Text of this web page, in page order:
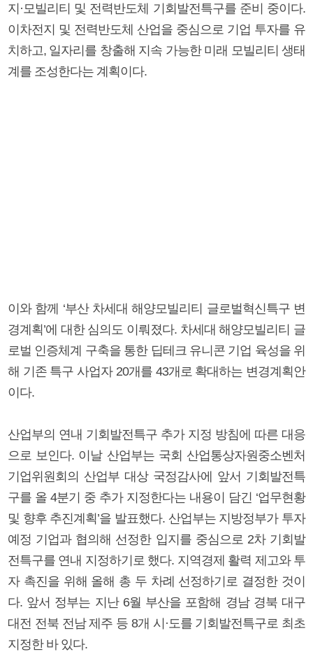
지·모빌리티 및 전력반도체 기회발전특구를 준비 중이다.
이차전지 및 전력반도체 산업을 중심으로 기업 투자를 유
치하고, 일자리를 창출해 지속 가능한 미래 모빌리티 생태
계를 조성한다는 계획이다.
이와 함께 ‘부산 차세대 해양모빌리티 글로벌혁신특구 변
경계획’에 대한 심의도 이뤄졌다. 차세대 해양모빌리티 글
로벌 인증체계 구축을 통한 딥테크 유니콘 기업 육성을 위
해 기존 특구 사업자 20개를 43개로 확대하는 변경계획안
이다.
산업부의 연내 기회발전특구 추가 지정 방침에 따른 대응
으로 보인다. 이날 산업부는 국회 산업통상자원중소벤처
기업위원회의 산업부 대상 국정감사에 앞서 기회발전특
구를 올 4분기 중 추가 지정한다는 내용이 담긴 ‘업무현황
및 향후 추진계획’을 발표했다. 산업부는 지방정부가 투자
예정 기업과 협의해 선정한 입지를 중심으로 2차 기회발
전특구를 연내 지정하기로 했다. 지역경제 활력 제고와 투
자 촉진을 위해 올해 총 두 차례 선정하기로 결정한 것이
다. 앞서 정부는 지난 6월 부산을 포함해 경남 경북 대구
대전 전북 전남 제주 등 8개 시·도를 기회발전특구로 최초
지정한 바 있다.